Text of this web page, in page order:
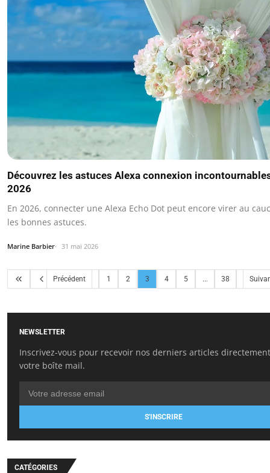
Découvrez les astuces Alexa connexion
2026
En 2026, connecter une Alexa Echo Dot peut encore virer au
les bonnes astuces.
Marine Barbier 31 mai 2026
Précédent 1 2 3 4 5 ... 38
NEWSLETTER
Inscrivez-vous pour recevoir nos derniers articles
votre boîte mail.
S'INSCRIRE
CATÉGORIES